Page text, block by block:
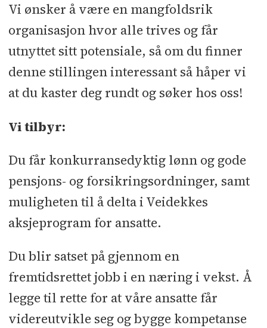
Vi ønsker å være en mangfoldsrik
organisasjon hvor alle trives og får
utnyttet sitt potensiale, så om du finner
denne stillingen interessant så håper vi
at du kaster deg rundt og søker hos oss!
Vi tilbyr:
Du får konkurransedyktig lønn og gode
pensjons- og forsikringsordninger, samt
muligheten til å delta i Veidekkes
aksjeprogram for ansatte.
Du blir satset på gjennom en
fremtidsrettet jobb i en næring i vekst. Å
legge til rette for at våre ansatte får
videreutvikle seg og bygge kompetanse